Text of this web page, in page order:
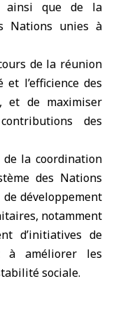
ainsi que de la
Nations unies à
de la réunion
et l’efficience des
et de maximiser
des
de la coordination
des Nations
développement
notamment
d’initiatives de
à améliorer les
sociale.